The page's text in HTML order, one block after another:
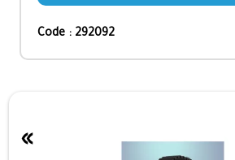
Code : 292092
»